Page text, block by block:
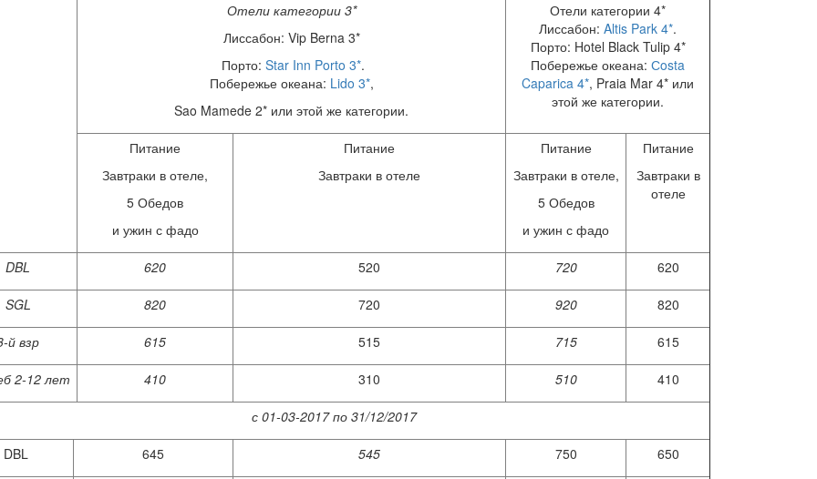
Отели категории 3*
Лиссабон: Vip Berna 3*
Порто: Star Inn Porto 3*.
Побережье океана: Lido 3*,
Sao Mamede 2* или этой же категории.
Отели категории 4*
Лиссабон: Altis Park 4*.
Порто: Hotel Black Tulip 4*
Побережье океана: Сosta
Caparica 4*, Praia Mar 4* или
этой же категории.
Питание
Завтраки в отеле,
5 Обедов
и ужин с фадо
Питание
Завтраки в отеле
Питание
Завтраки в отеле,
5 Обедов
и ужин с фадо
Питание
Завтраки в
отеле
DBL 620 520 720 620
SGL 820 720 920 820
й взр 615 515 715 615
2-12 лет 410 310 510 410
с 01-03-2017 по 31/12/2017
DBL 645 545 750 650